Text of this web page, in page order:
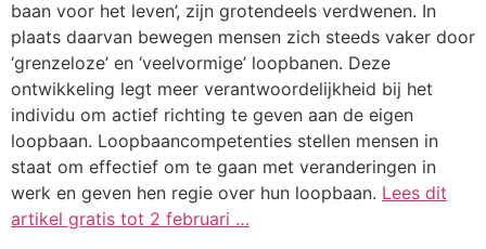
baan voor het leven’, zijn grotendeels verdwenen. In
plaats daarvan bewegen mensen zich steeds vaker door
‘grenzeloze’ en ‘veelvormige’ loopbanen. Deze
ontwikkeling legt meer verantwoordelijkheid bij het
individu om actief richting te geven aan de eigen
loopbaan. Loopbaancompetenties stellen mensen in
staat om effectief om te gaan met veranderingen in
werk en geven hen regie over hun loopbaan. Lees dit
artikel gratis tot 2 februari …